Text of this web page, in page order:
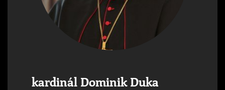
kardinál Dominik Duka